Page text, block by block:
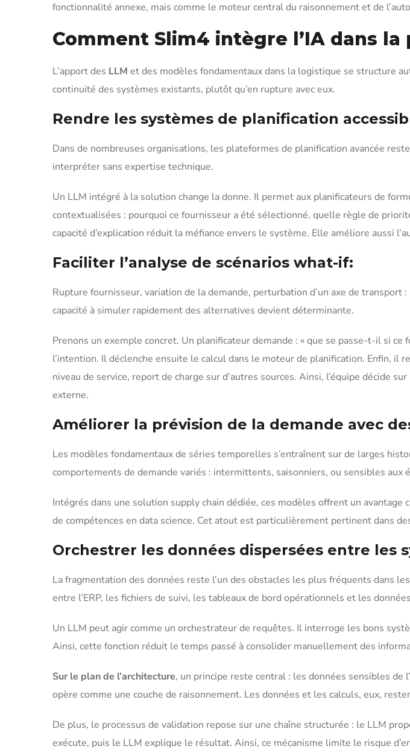
fonctionnalité annexe, mais comme le moteur central du raisonnement et de
Comment Slim4 intègre l’IA dans
L’apport des LLM et des modèles fondamentaux dans la logistique se structure
continuité des systèmes existants, plutôt qu’en rupture avec eux.
Rendre les systèmes de planification
Dans de nombreuses organisations, les plateformes de planification avancée
interpréter sans expertise technique.
Un LLM intégré à la solution change la donne. Il permet aux planificateurs de
contextualisées : pourquoi ce fournisseur a été sélectionné, quelle règle de
capacité d’explication réduit la méfiance envers le système. Elle améliore aussi
Faciliter l’analyse de scénarios what-if:
Rupture fournisseur, variation de la demande, perturbation d’un axe de transport
capacité à simuler rapidement des alternatives devient déterminante.
Prenons un exemple concret. Un planificateur demande : « que se passe-t-il si
l’intention. Il déclenche ensuite le calcul dans le moteur de planification. Enfin,
niveau de service, report de charge sur d’autres sources. Ainsi, l’équipe décide
externe.
Améliorer la prévision de la demande avec
Les modèles fondamentaux de séries temporelles s’entraînent sur de larges
comportements de demande variés : intermittents, saisonniers, ou sensibles aux
Intégrés dans une solution supply chain dédiée, ces modèles offrent un
de compétences en data science. Cet atout est particulièrement pertinent dans
Orchestrer les données dispersées entre les
La fragmentation des données reste l’un des obstacles les plus fréquents dans
entre l’ERP, les fichiers de suivi, les tableaux de bord opérationnels et les
Un LLM peut agir comme un orchestrateur de requêtes. Il interroge les bons
Ainsi, cette fonction réduit le temps passé à consolider manuellement des
Sur le plan de l’architecture, un principe reste central : les données sensibles
opère comme une couche de raisonnement. Les données et les calculs, eux,
De plus, le processus de validation repose sur une chaîne structurée : le LLM
exécute, puis le LLM explique le résultat. Ainsi, ce mécanisme limite le risque